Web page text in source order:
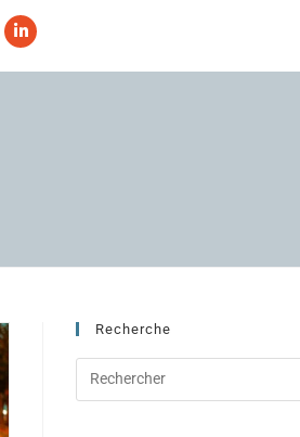
Recherche